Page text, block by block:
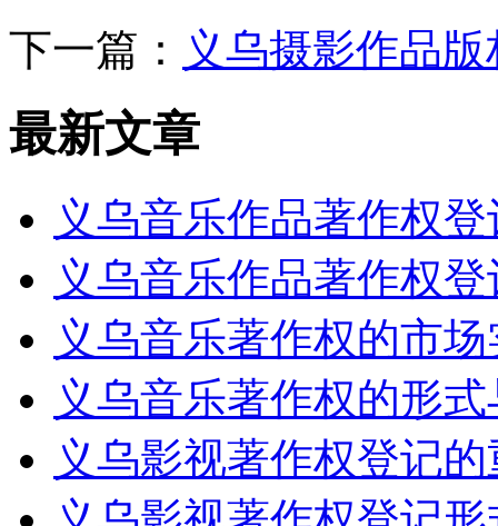
下一篇： 义乌摄影作品
最新文章
义乌音乐作品著作权
义乌音乐作品著作权
义乌音乐著作权的市
义乌音乐著作权的形
义乌影视著作权登记